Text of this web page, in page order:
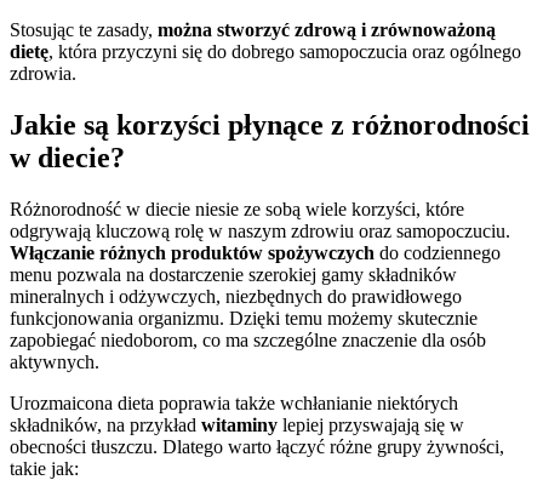
Stosując te zasady, można stworzyć zdrową i zrównoważoną
dietę, która przyczyni się do dobrego samopoczucia oraz ogólnego
zdrowia.
Jakie są korzyści płynące z różnorodności
w diecie?
Różnorodność w diecie niesie ze sobą wiele korzyści, które
odgrywają kluczową rolę w naszym zdrowiu oraz samopoczuciu.
Włączanie różnych produktów spożywczych do codziennego
menu pozwala na dostarczenie szerokiej gamy składników
mineralnych i odżywczych, niezbędnych do prawidłowego
funkcjonowania organizmu. Dzięki temu możemy skutecznie
zapobiegać niedoborom, co ma szczególne znaczenie dla osób
aktywnych.
Urozmaicona dieta poprawia także wchłanianie niektórych
składników, na przykład witaminy lepiej przyswajają się w
obecności tłuszczu. Dlatego warto łączyć różne grupy żywności,
takie jak: